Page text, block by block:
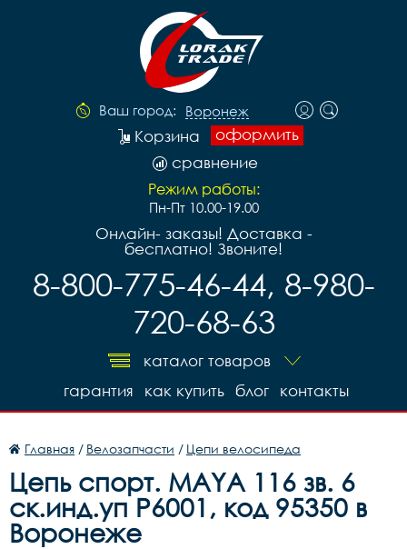
Ваш город: Воронеж
оформить
Корзина
сравнение
Режим работы:
Пн-Пт 10.00-19.00
Онлайн- заказы! Доставка -
бесплатно! Звоните!
8-800-775-46-44, 8-980-
720-68-63
каталог товаров
контакты
блог
как купить
гарантия
Главная / Велозапчасти / Цепи велосипеда
Цепь cпорт. MAYA 116 зв. 6
ск.инд.уп P6001, код 95350 в
Воронеже